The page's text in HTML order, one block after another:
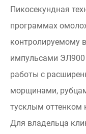
Пикосекундная
программах
контролируемому
импульсами ЭЛ900
работы с
морщинами,
тусклым оттенком
Для владельца